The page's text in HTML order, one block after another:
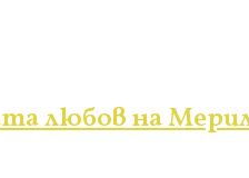
любов на